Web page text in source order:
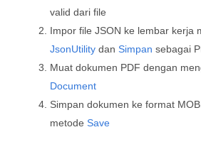
valid dari file
Impor file JSON ke lembar kerja
JsonUtility dan Simpan sebagai
Muat dokumen PDF dengan
Document
Simpan dokumen ke format
metode Save